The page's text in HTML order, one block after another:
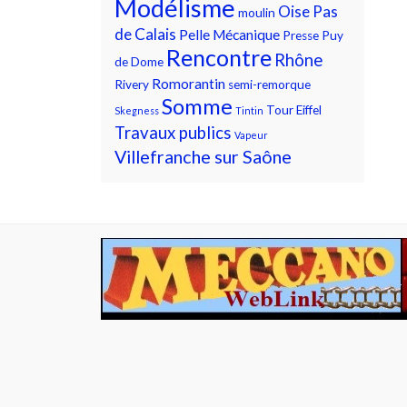
Modélisme moulin Oise Pas
de Calais Pelle Mécanique Presse Puy
de Dome Rencontre Rhône
Rivery Romorantin semi-remorque
Skegness Somme Tintin Tour Eiffel
Travaux publics Vapeur
Villefranche sur Saône